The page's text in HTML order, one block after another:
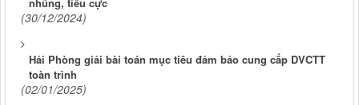
(30/12/2024)
Hải Phòng giải bài toán mục tiêu đảm bảo cung cấp DVCTT
toàn trình
(02/01/2025)